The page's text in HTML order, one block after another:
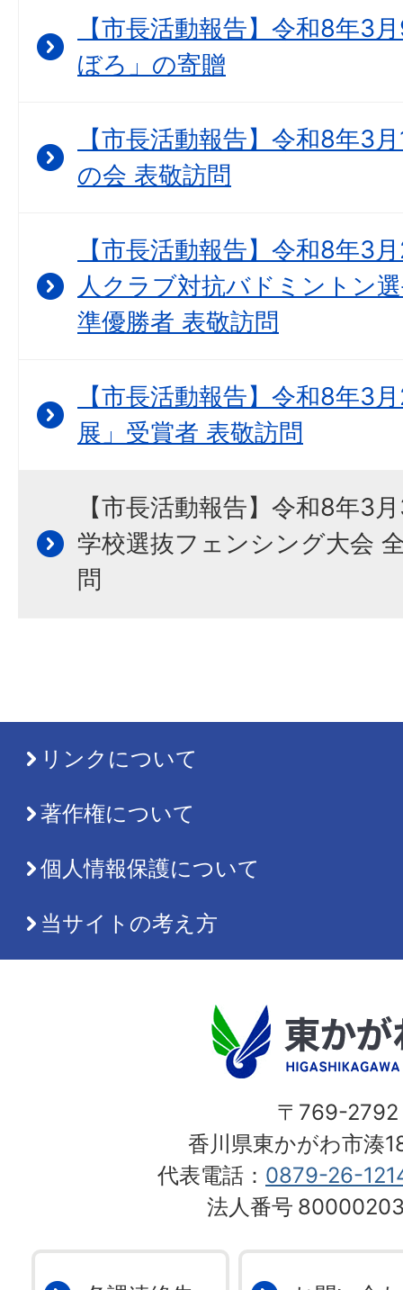
【市長活動報告】令和8年3
ぼろ」の寄贈
【市長活動報告】令和8年3
の会 表敬訪問
【市長活動報告】令和8年3
人クラブ対抗バドミントン
準優勝者 表敬訪問
【市長活動報告】令和8年3
展」受賞者 表敬訪問
【市長活動報告】令和8年3
学校選抜フェンシング大会
問
リンクについて
著作権について
個人情報保護について
当サイトの考え方
〒769-2792
香川県東かがわ市湊
代表電話： 0879-26-
法人番号